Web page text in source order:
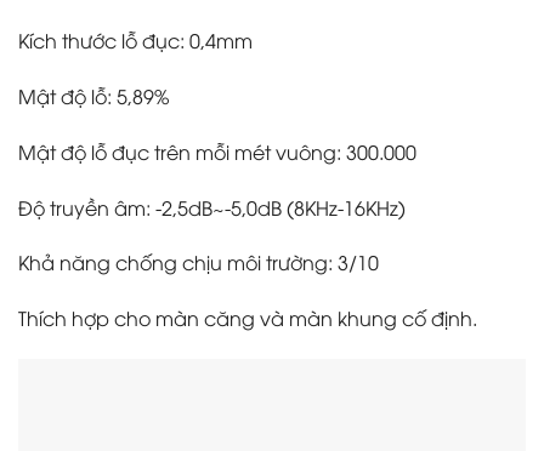
Kích thước lỗ đục: 0,4mm
Mật độ lỗ: 5,89%
Mật độ lỗ đục trên mỗi mét vuông: 300.000
Độ truyền âm: -2,5dB~-5,0dB (8KHz-16KHz)
Khả năng chống chịu môi trường: 3/10
Thích hợp cho màn căng và màn khung cố định.